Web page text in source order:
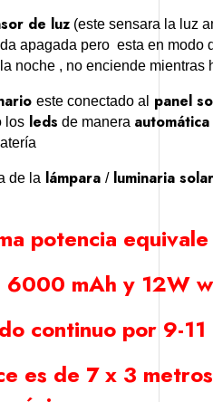
de luz (este sensara la luz
apagada pero esta en modo
noche , no enciende mientras
este conectado al
panel
los leds de manera automática
de la lámpara /luminaria solar
potencia
6000 mAh y 12W
continuo por 9-11
es de 7 x 3